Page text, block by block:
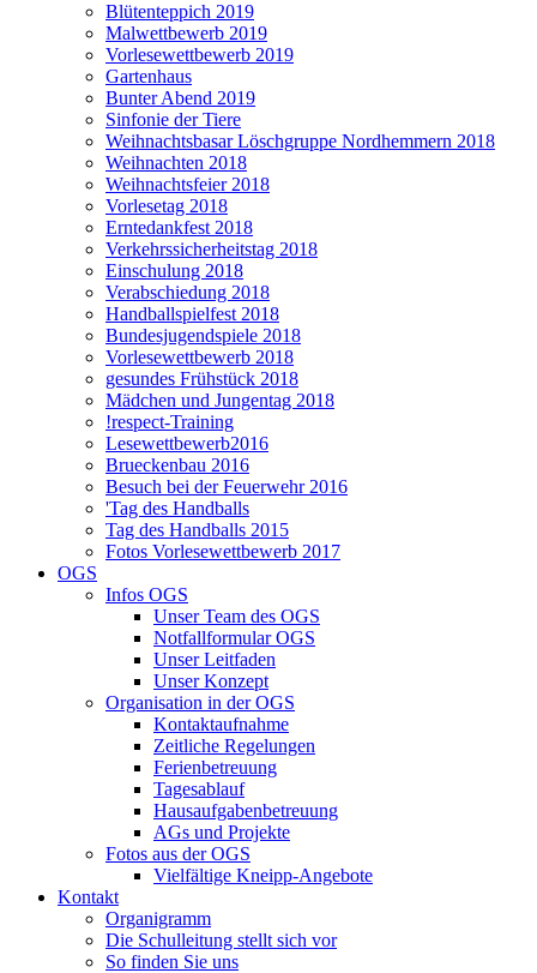
Blütenteppich 2019
Malwettbewerb 2019
Vorlesewettbewerb 2019
Gartenhaus
Bunter Abend 2019
Sinfonie der Tiere
Weihnachtsbasar Löschgruppe Nordhemmern 2018
Weihnachten 2018
Weihnachtsfeier 2018
Vorlesetag 2018
Erntedankfest 2018
Verkehrssicherheitstag 2018
Einschulung 2018
Verabschiedung 2018
Handballspielfest 2018
Bundesjugendspiele 2018
Vorlesewettbewerb 2018
gesundes Frühstück 2018
Mädchen und Jungentag 2018
!respect-Training
Lesewettbewerb2016
Brueckenbau 2016
Besuch bei der Feuerwehr 2016
'Tag des Handballs
Tag des Handballs 2015
Fotos Vorlesewettbewerb 2017
OGS
Infos OGS
Unser Team des OGS
Notfallformular OGS
Unser Leitfaden
Unser Konzept
Organisation in der OGS
Kontaktaufnahme
Zeitliche Regelungen
Ferienbetreuung
Tagesablauf
Hausaufgabenbetreuung
AGs und Projekte
Fotos aus der OGS
Vielfältige Kneipp-Angebote
Kontakt
Organigramm
Die Schulleitung stellt sich vor
So finden Sie uns